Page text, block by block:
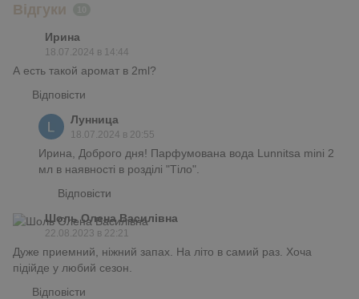
Відгуки
Ирина
18.07.2024 в 14:44
А есть такой аромат в 2ml?
Відповісти
Лунница
18.07.2024 в 20:55
Ирина, Доброго дня! Парфумована вода Lunnitsa mini 2
мл в наявності в розділі "Тіло".
Відповісти
Шоль Олена Василiвна
22.08.2023 в 22:21
Дуже приемний, ніжний запах. На літо в самий раз. Хоча
підійде у любий сезон.
Відповісти